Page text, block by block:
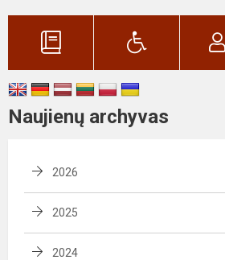
Naujienų archyvas
2026
2025
2024